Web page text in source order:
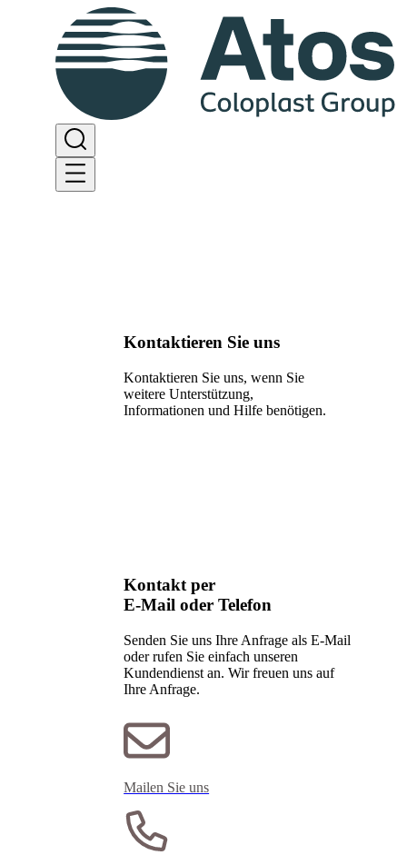
Kontaktieren Sie uns
Kontaktieren Sie uns, wenn Sie
weitere Unterstützung,
Informationen und Hilfe benötigen.
Kontakt per
E-Mail oder Telefon
Senden Sie uns Ihre Anfrage als E-Mail
oder rufen Sie einfach unseren
Kundendienst an. Wir freuen uns auf
Ihre Anfrage.
Mailen Sie uns